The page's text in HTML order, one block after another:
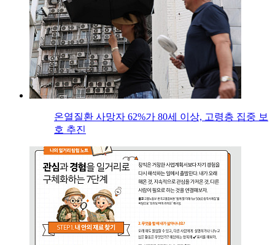
온열질환 사망자 62%가 80세 이상, 고령층 집중 보
호 추진